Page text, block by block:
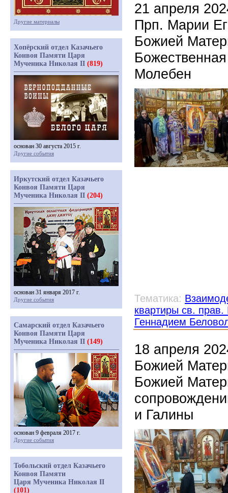
21 апреля
Прп. Марии
Божией
Молебен
Тематика:
квартиры св.
Геннадием
18 апреля
Божией
Божией
и Галины
Другие материалы
Хопёрский отдел Казачьего
Конвоя Памяти Царя
Мученика Николая II (819)
основан 30 августа 2015 г.
Другие события
Иркутский отдел Казачьего
Конвоя Памяти Царя
Мученика Николая II (204)
основан 31 января 2017 г.
Другие события
Самарский отдел Казачьего
Конвоя Памяти Царя
Мученика Николая II (149)
основан 9 февраля 2017 г.
Другие события
Тобольский отдел Казачьего
Конвоя Памяти
Царя Мученика Николая II
(101)